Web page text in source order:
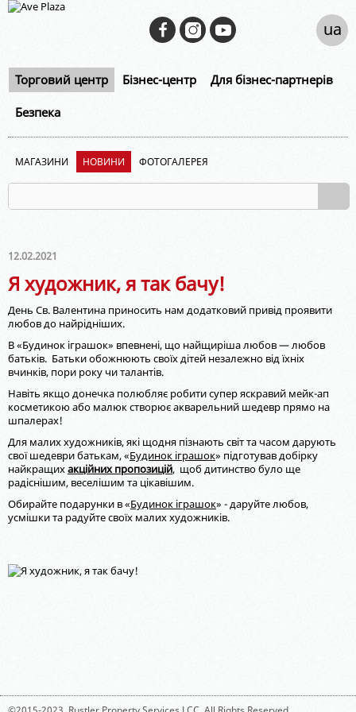
Торговий центр Бізнес-центр Для бізнес-партнерів
Безпека
ua
МАГАЗИНИ НОВИНИ ФОТОГАЛЕРЕЯ
12.02.2021
Я художник, я так бачу!
День Св. Валентина приносить нам додатковий привід проявити
любов до найрідніших.
В «Будинок іграшок» впевнені, що найщиріша любов — любов
батьків. Батьки обожнюють своїх дітей незалежно від їхніх
вчинків, пори року чи талантів.
Навіть якщо донечка полюбляє робити супер яскравий мейк-ап
косметикою або малюк створює акварельний шедевр прямо на
шпалерах!
Для малих художників, які щодня пізнають світ та часом дарують
свої шедеври батькам, «Будинок іграшок» підготував добірку
найкращихакційних пропозицій, щоб дитинство було ще
радіснішим, веселішим та цікавішим.
Обирайте подарунки в «Будинок іграшок» - даруйте любов,
усмішки та радуйте своїх малих художників.